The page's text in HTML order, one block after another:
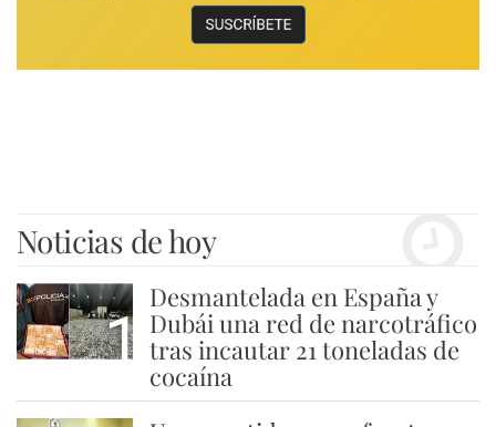
Noticias de hoy
1
Desmantelada en España y
Dubái una red de narcotráfico
tras incautar 21 toneladas de
cocaína